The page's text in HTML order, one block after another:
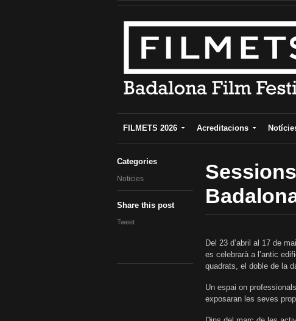
FILMETS 2026 Acreditacions
Categories
Noticies
Share this post
Tweet
Del 23 d’abril al 17 de
es celebrarà a l’antic
quadrats, el doble de la
Un espai on
exposaran les seves